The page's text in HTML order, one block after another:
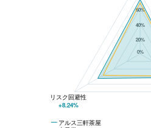
60%
40%
20%
0%
アルス三軒茶屋
リスク回避性
+8.24%